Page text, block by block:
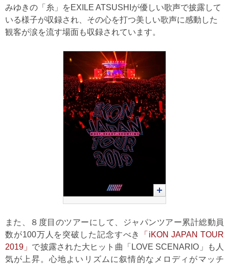
みゆきの「糸」をEXILE ATSUSHIが優しい歌声で披露して
いる様子が収録され、その心を打つ美しい歌声に感動した
観客が涙を流す場面も収録されています。
また、８度目のツアーにして、ジャパンツアー累計総動員
数が100万人を突破した記念すべき
「iKON JAPAN TOUR
2019」 で披露された大ヒット曲「LOVE SCENARIO」も人
気が上昇。心地よいリズムに叙情的なメロディがマッチ